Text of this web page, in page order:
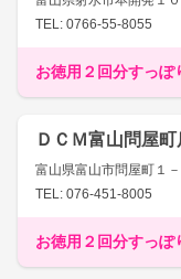
TEL: 0766-55-8055
お徳用２回分すっぽ
ＤＣＭ富山問屋町
富山県富山市問屋町１
TEL: 076-451-8005
お徳用２回分すっぽ